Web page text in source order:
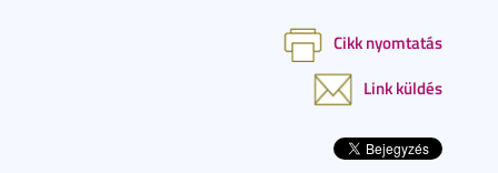
Cikk nyomtatás
Link küldés